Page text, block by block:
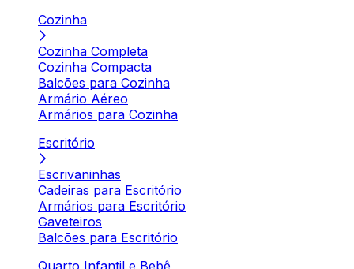
Cozinha
Cozinha Completa
Cozinha Compacta
Balcões para Cozinha
Armário Aéreo
Armários para Cozinha
Escritório
Escrivaninhas
Cadeiras para Escritório
Armários para Escritório
Gaveteiros
Balcões para Escritório
Quarto Infantil e Bebê